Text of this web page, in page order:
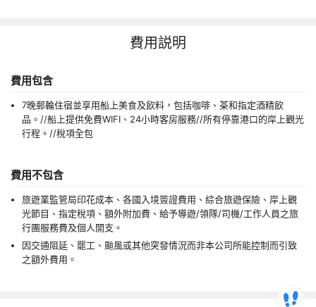
費用説明
費用包含
7晚郵輪住宿並享用船上美食及飲料，包括咖啡、茶和指定酒精飲
品。//船上提供免費WIFI、24小時客房服務//所有停靠港口的岸上觀光
行程。//稅項全包
費用不包含
旅遊業監管局印花成本、各國入境簽證費用、綜合旅遊保險、岸上觀
光節目、指定稅項、額外附加費、給予導遊/領隊/司機/工作人員之旅
行團服務費及個人開支。
因交通阻延、罷工、颱風或其他突發情況而非本公司所能控制而引致
之額外費用。